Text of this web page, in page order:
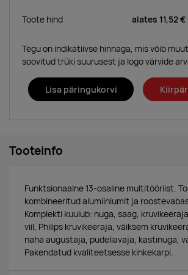
Toote hind alates 11,52 €
Tegu on indikatiivse hinnaga, mis võib
soovitud trüki suurusest ja logo värvide
Lisa päringukorvi
Tooteinfo
Funktsionaalne 13-osaline multitööriist.
kombineeritud alumiiniumit ja
Komplekti kuulub: nuga, saag,
viil, Philips kruvikeeraja, väiksem
naha augustaja, pudeliavaja, kastinuga,
Pakendatud kvaliteetsesse kinkekarpi.